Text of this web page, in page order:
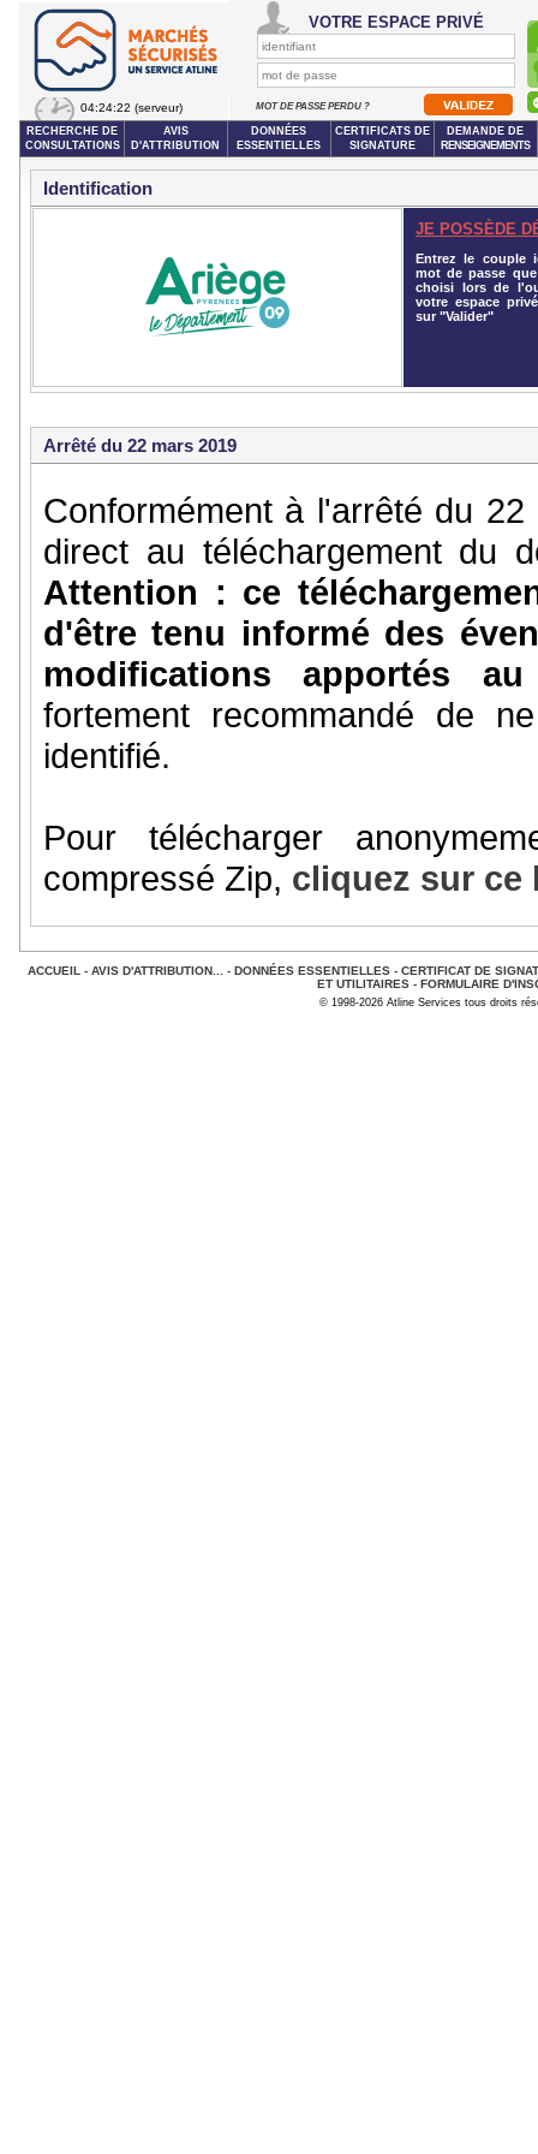
04:24:22 (serveur)
VOTRE ESPACE PRIVÉ
MOT DE PASSE PERDU ?
RECHERCHE DE
CONSULTATIONS
AVIS
D'ATTRIBUTION
DONNÉES
ESSENTIELLES
CERTIFICATS DE
SIGNATURE
DEMANDE DE
RENSEIGNEMENTS
Identification
JE POSSÈDE
Entrez le couple
mot de passe
choisi lors de
votre espace
sur "Valider"
Arrêté du 22 mars 2019
Conformément à l'arrêté du
direct au téléchargement du
Attention : ce
d'être tenu informé des
modifications apportés
fortement recommandé de
identifié.
Pour télécharger
compressé Zip, cliquez sur ce
ACCUEIL - AVIS D'ATTRIBUTION... - DONNÉES ESSENTIELLES- CERTIFICAT DE
ET UTILITAIRES - FORMULAIRE
© 1998-2026 Atline Services tous droits